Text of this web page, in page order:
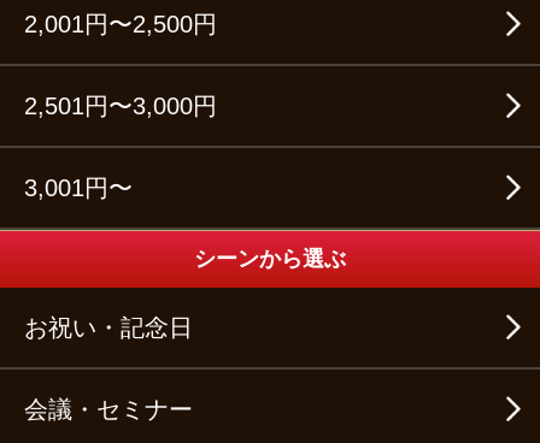
2,001円〜2,500円
2,501円〜3,000円
3,001円〜
シーンから選ぶ
お祝い・記念日
会議・セミナー